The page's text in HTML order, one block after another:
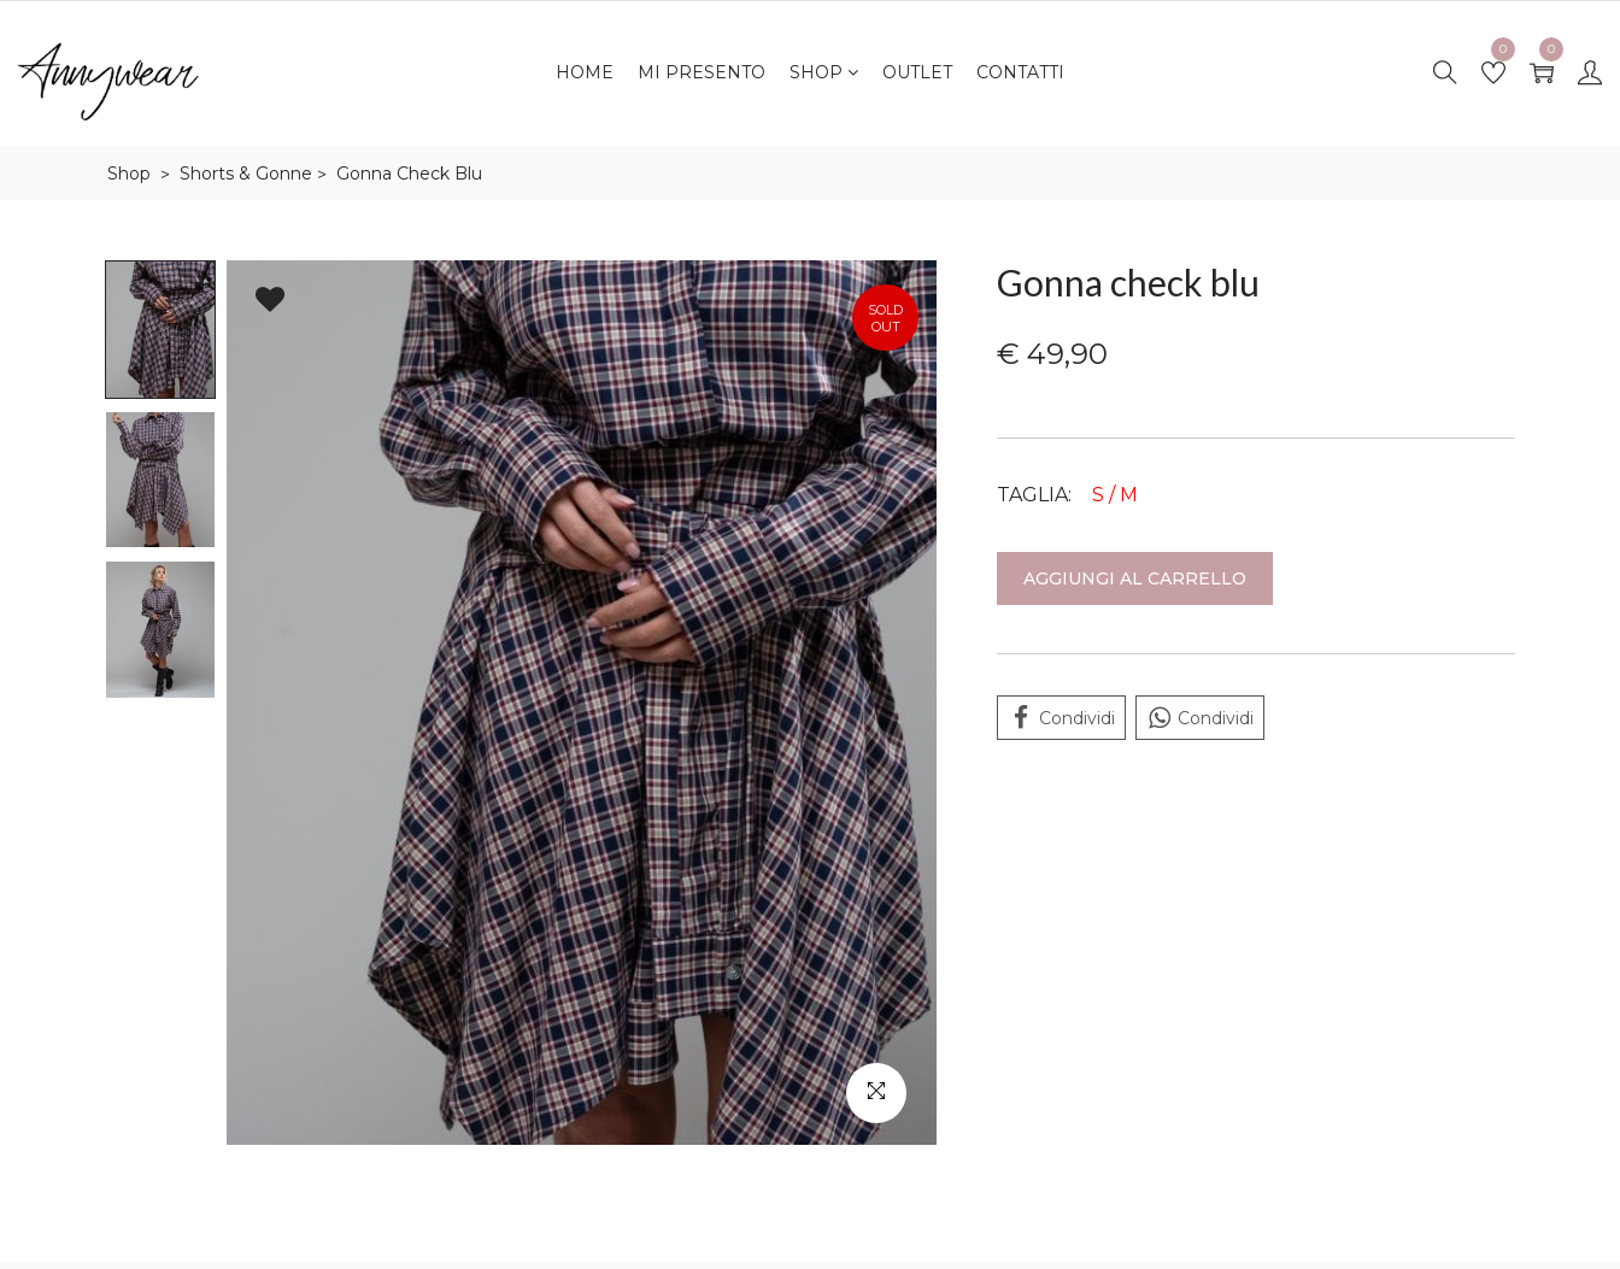
HOME MI PRESENTO SHOP OUTLET CONTATTI
0 0
Shop > Shorts & Gonne > Gonna Check Blu
SOLD
OUT
Gonna check blu
€ 49,90
TAGLIA: S / M
AGGIUNGI AL CARRELLO
Condividi Condividi